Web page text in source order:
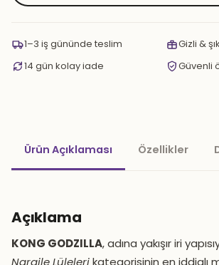
1–3 iş gününde teslim
Gizli &
14 gün kolay iade
Güvenli
Ürün Açıklaması Özellikler
Açıklama
KONG GODZILLA, adına yakışır iri
Nargile Lülelerikategorisinin en iddialı